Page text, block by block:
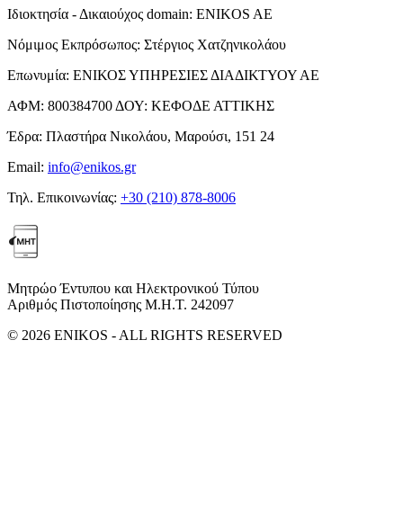
Ιδιοκτησία - Δικαιούχος domain: ENIKOS AE
Νόμιμος Εκπρόσωπος: Στέργιος Χατζηνικολάου
Επωνυμία: ΕΝΙΚΟΣ ΥΠΗΡΕΣΙΕΣ ΔΙΑΔΙΚΤΥΟΥ ΑΕ
ΑΦΜ: 800384700 ΔΟΥ: ΚΕΦΟΔΕ ΑΤΤΙΚΗΣ
Έδρα: Πλαστήρα Νικολάου, Μαρούσι, 151 24
Email: info@enikos.gr
Τηλ. Επικοινωνίας: +30 (210) 878-8006
Μητρώο Έντυπου και Ηλεκτρονικού Τύπου
Αριθμός Πιστοποίησης Μ.Η.Τ. 242097
© 2026 ENIKOS - ALL RIGHTS RESERVED